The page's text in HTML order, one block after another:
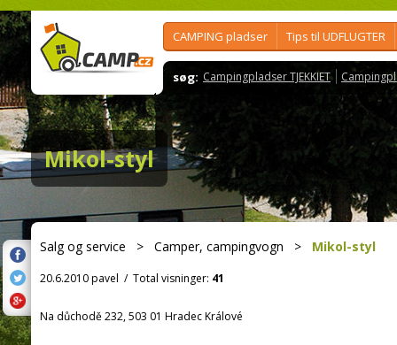
CAMPING pladser Tips til UDFLUGTER
søg: Campingpladser TJEKKIET
Mikol-styl
Salg og service > Camper, campingvogn > Mikol-styl
20.6.2010 pavel / Total visninger: 41
Na důchodě 232, 503 01 Hradec Králové